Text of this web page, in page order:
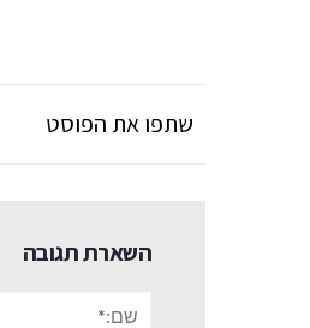
שתפו את הפוסט
השארת תגובה